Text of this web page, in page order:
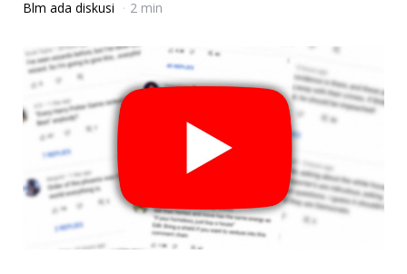
Blm ada diskusi 2 min